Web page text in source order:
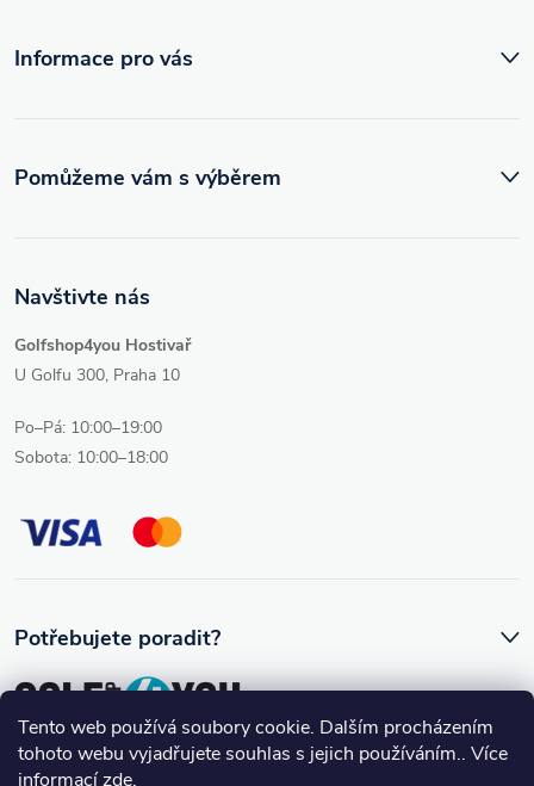
Tento web používá soubory cookie. Dalším procházením
tohoto webu vyjadřujete souhlas s jejich používáním.. Více
informacízde.
Informace pro vás
Navštivte nás
Golfshop4you Hostivař
U Golfu 300, Praha 10
Po–Pá: 10:00–19:00
Sobota: 10:00–18:00
Pomůžeme vám s výběrem
Potřebujete poradit?
Ozve se vám skutečný člověk, který golfovému vybavení rozumí.